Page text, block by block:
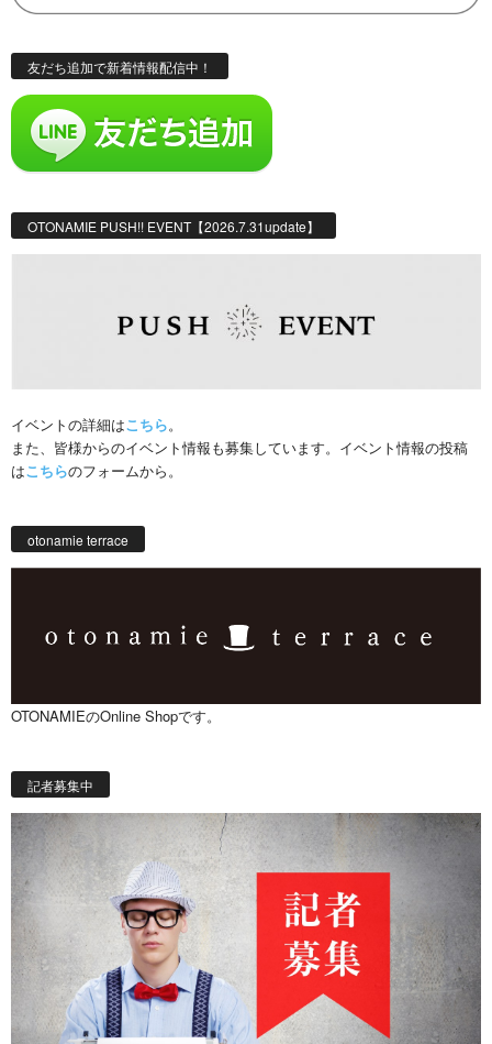
友だち追加で新着情報配信中！
OTONAMIE PUSH!! EVENT【2026.7.31update】
イベントの詳細はこちら。
また、皆様からのイベント情報も募集しています。イベント情報の投稿
はこちらのフォームから。
otonamie terrace
OTONAMIEのOnline Shopです。
記者募集中